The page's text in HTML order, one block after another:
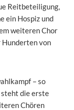
Reitbeteiligung,
ein Hospiz und
weiteren Chor
von
– so
die erste
Chören